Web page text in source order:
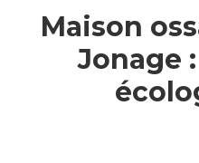
Maison
Jonage